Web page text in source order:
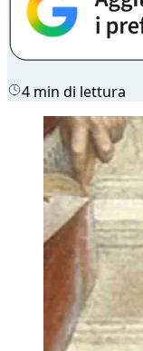
4 min di lettura